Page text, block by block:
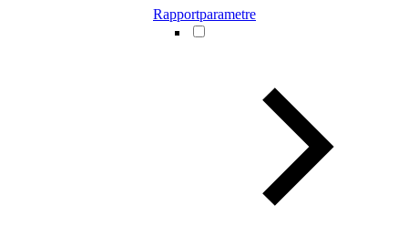
Rapportparametre